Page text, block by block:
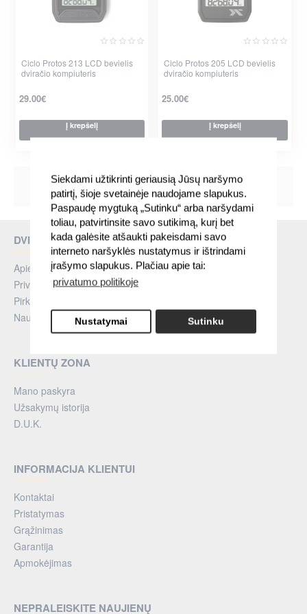
Siekdami užtikrinti geriausią Jūsų naršymo
patirtį, šioje svetainėje naudojame slapukus.
Paspaudę mygtuką „Sutinku“ arba naršydami
toliau, patvirtinsite savo sutikimą, kurį bet
kada galėsite atšaukti pakeisdami savo
interneto naršyklės nustatymus ir ištrindami
įrašymo slapukus. Plačiau apie tai:
privatumo politikoje
Nustatymai Sutinku
Ciclo Protos 213 LCD bevielis
dviračio kompiuteris
29.00€
Į krepšelį
Ciclo Protos 205 LCD bevielis
dviračio kompiuteris
25.00€
Į krepšelį
Rodoma nuo 1 iki 2 iš 2 (1 puslapių)
DVIRACIUPASAULIS.LT
Apie Mus
Privatumo politika
Pirkimo taisyklės
Naujienos
KLIENTŲ ZONA
Mano paskyra
Užsakymų istorija
D.U.K.
INFORMACIJA KLIENTUI
Kontaktai
Pristatymas
Grąžinimas
Garantija
Apmokėjimas
NEPRALEISKITE NAUJIENŲ